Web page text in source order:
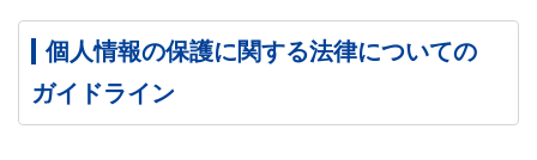
個人情報の保護に関する法律についての
ガイドライン